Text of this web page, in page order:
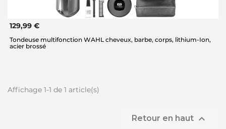
129,99 €
Tondeuse multifonction WAHL cheveux, barbe, corps, lithium-Ion,
acier brossé
Affichage 1-1 de 1 article(s)
Retour en haut 